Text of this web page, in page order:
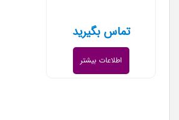
تماس بگیرید
اطلاعات بیشتر